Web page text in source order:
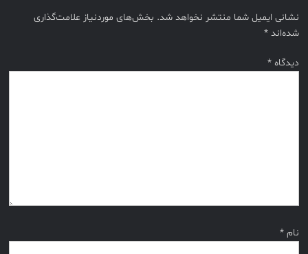
نشانی ایمیل شما منتشر نخواهد شد. بخش‌های موردنیاز علامت‌گذاری
شده‌اند*
دیدگاه*
نام*